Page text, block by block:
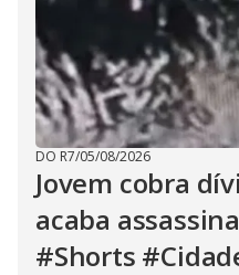
DO R7/05/08/2026
Jovem cobra
acaba
#Shorts